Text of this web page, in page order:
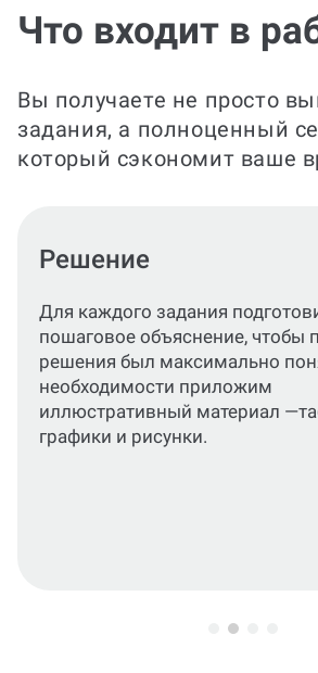
Что входит в
Вы получаете не просто
задания, а полноценный
который сэкономит ваше
Оформление по ГОСТ
Оформим текст, расчеты,
графический материал по
стандартам или по
учебного заведения.